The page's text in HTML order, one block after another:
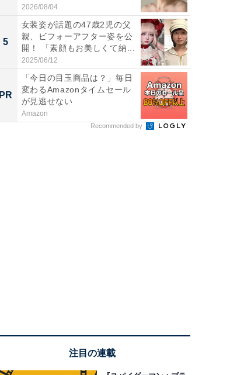
2026/08/04
5
女装姿が話題の47歳2児の父
親、ビフォーアフター姿を公
開！ 「素顔もお美しくて納...
2025/06/12
PR
「今日の目玉商品は？」毎日
変わるAmazonタイムセール
が見逃せない
Amazon
Recommended by
注目の連載